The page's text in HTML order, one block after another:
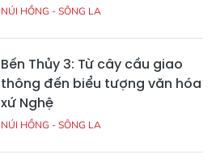
NÚI HỒNG - SÔNG LA
Bến Thủy 3: Từ cây cầu giao
thông đến biểu tượng văn hóa
xứ Nghệ
NÚI HỒNG - SÔNG LA